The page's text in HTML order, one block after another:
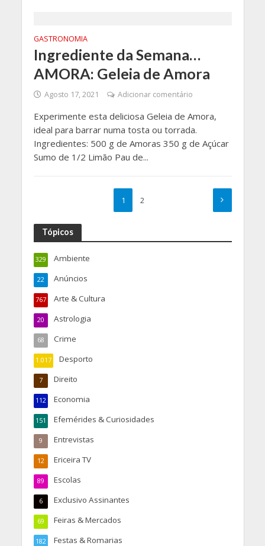
GASTRONOMIA
Ingrediente da Semana…
AMORA: Geleia de Amora
Agosto 17, 2021 Adicionar comentário
Experimente esta deliciosa Geleia de Amora,
ideal para barrar numa tosta ou torrada.
Ingredientes: 500 g de Amoras 350 g de Açúcar
Sumo de 1/2 Limão Pau de...
1 2
Tópicos
Ambiente
329
Anúncios
22
Arte & Cultura
767
Astrologia
20
Crime
68
Desporto
1.017
Direito
7
Economia
112
Efemérides & Curiosidades
151
Entrevistas
9
Ericeira TV
12
Escolas
89
Exclusivo Assinantes
6
Feiras & Mercados
69
Festas & Romarias
182